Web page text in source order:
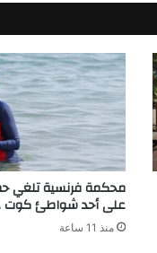
محكمة فرنسية تلغي
على أحد شواطئ كوت
منذ 11 ساعة